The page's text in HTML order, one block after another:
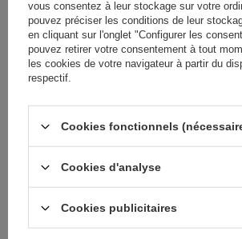
AVIS (0)
questions ?
Posez votre question et nous vous
seront publiées pour que d'autres
vous consentez à leur stockage sur votre
pouvez préciser les conditions de leur
en cliquant sur l'onglet "Configurer les
pouvez retirer votre consentement à tout
les cookies de votre navigateur à partir du
respectif.
Cookies fonctionnels
Cookies d'analyse
Cookies publicitaires